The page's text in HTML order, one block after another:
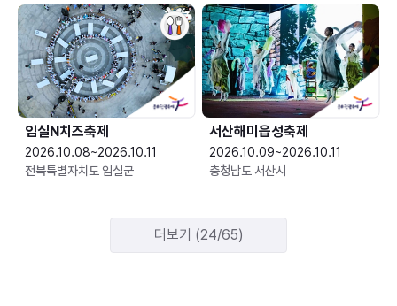
임실N치즈축제
2026.10.08~2026.10.11
전북특별자치도 임실군
서산해미읍성축제
2026.10.09~2026.10.11
충청남도 서산시
더보기 (24/65)